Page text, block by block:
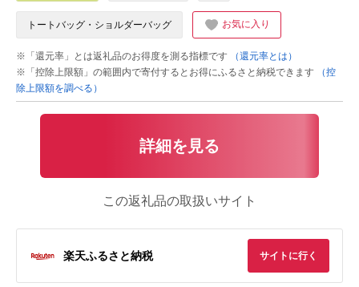
トートバッグ・ショルダーバッグ お気に入り
※「還元率」とは返礼品のお得度を測る指標です
（還元率とは）
※「控除上限額」の範囲内で寄付するとお得にふるさと納税できます
（控
除上限額を調べる）
詳細を見る
この返礼品の取扱いサイト
楽天ふるさと納税 サイトに行く